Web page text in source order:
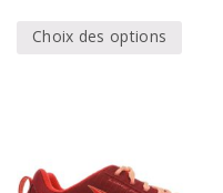
Choix des options